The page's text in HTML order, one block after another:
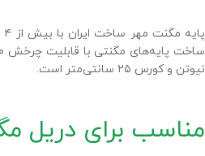
نیوتن و کورس ۲۵ سانتی‌متر است.
مناسب برای دریل